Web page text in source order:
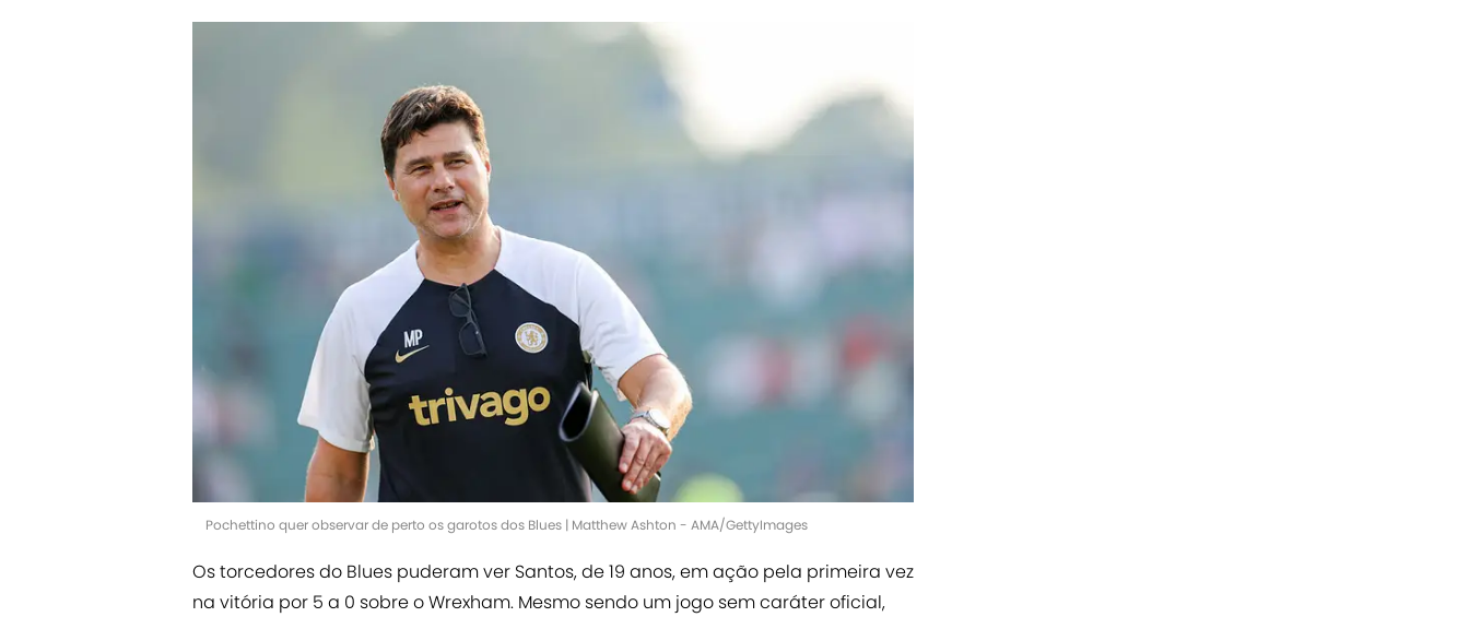
Pochettino quer observar de perto os garotos dos Blues | Matthew Ashton - AMA/GettyImages
Os torcedores do Blues puderam ver Santos, de 19 anos, em ação pela primeira vez
na vitória por 5 a 0 sobre o Wrexham. Mesmo sendo um jogo sem caráter oficial,